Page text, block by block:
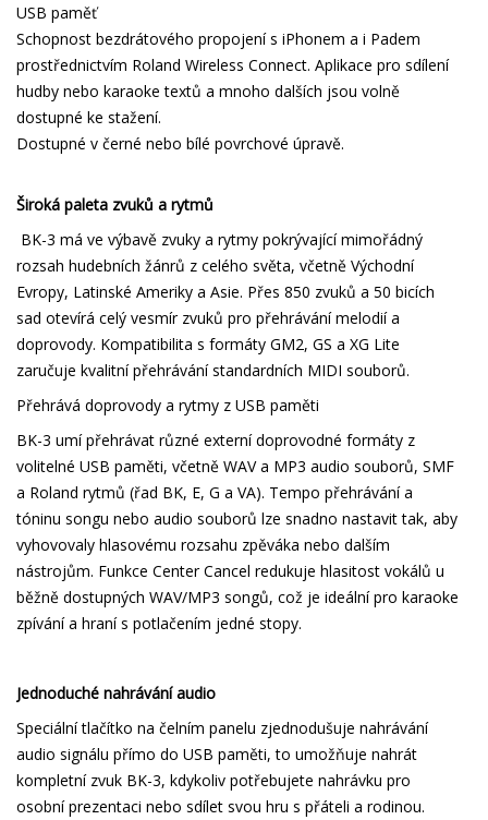
USB paměť
Schopnost bezdrátového propojení s iPhonem a i Padem
prostřednictvím Roland Wireless Connect. Aplikace pro sdílení
hudby nebo karaoke textů a mnoho dalších jsou volně
dostupné ke stažení.
Dostupné v černé nebo bílé povrchové úpravě.
Široká paleta zvuků a rytmů
BK-3 má ve výbavě zvuky a rytmy pokrývající mimořádný
rozsah hudebních žánrů z celého světa, včetně Východní
Evropy, Latinské Ameriky a Asie. Přes 850 zvuků a 50 bicích
sad otevírá celý vesmír zvuků pro přehrávání melodií a
doprovody. Kompatibilita s formáty GM2, GS a XG Lite
zaručuje kvalitní přehrávání standardních MIDI souborů.
Přehrává doprovody a rytmy z USB paměti
BK-3 umí přehrávat různé externí doprovodné formáty z
volitelné USB paměti, včetně WAV a MP3 audio souborů, SMF
a Roland rytmů (řad BK, E, G a VA). Tempo přehrávání a
tóninu songu nebo audio souborů lze snadno nastavit tak, aby
vyhovovaly hlasovému rozsahu zpěváka nebo dalším
nástrojům. Funkce Center Cancel redukuje hlasitost vokálů u
běžně dostupných WAV/MP3 songů, což je ideální pro karaoke
zpívání a hraní s potlačením jedné stopy.
Jednoduché nahrávání audio
Speciální tlačítko na čelním panelu zjednodušuje nahrávání
audio signálu přímo do USB paměti, to umožňuje nahrát
kompletní zvuk BK-3, kdykoliv potřebujete nahrávku pro
osobní prezentaci nebo sdílet svou hru s přáteli a rodinou.